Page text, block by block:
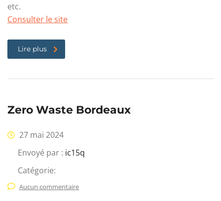
etc.
Consulter le site
Lire plus
Zero Waste Bordeaux
27 mai 2024
Envoyé par : ic15q
Catégorie:
Aucun commentaire